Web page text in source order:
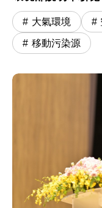
大氣環境
移動污染源